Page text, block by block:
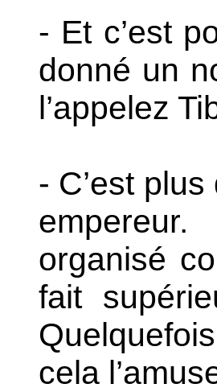
- Et c’est
donné un
l’appelez
- C’est plus
empereur.
organisé
fait
cela